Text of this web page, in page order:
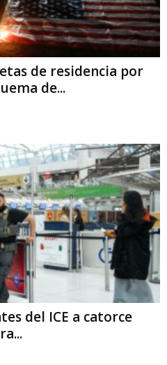
de residencia por
de...
del ICE a catorce